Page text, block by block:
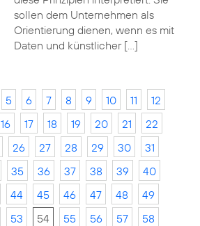
sollen dem Unternehmen als
Orientierung dienen, wenn es mit
Daten und künstlicher […]
5 6 7 8 9 10 11
12
16 17 18 19 20 21
22
26 27 28 29 30
31
35 36 37 38 39
40
44 45 46 47 48
49
53 54 55 56 57
58